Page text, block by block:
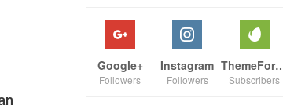
Google+
Followers
Instagram
Followers Subscribers